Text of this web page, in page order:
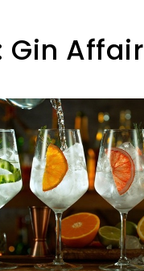
Gin Affair